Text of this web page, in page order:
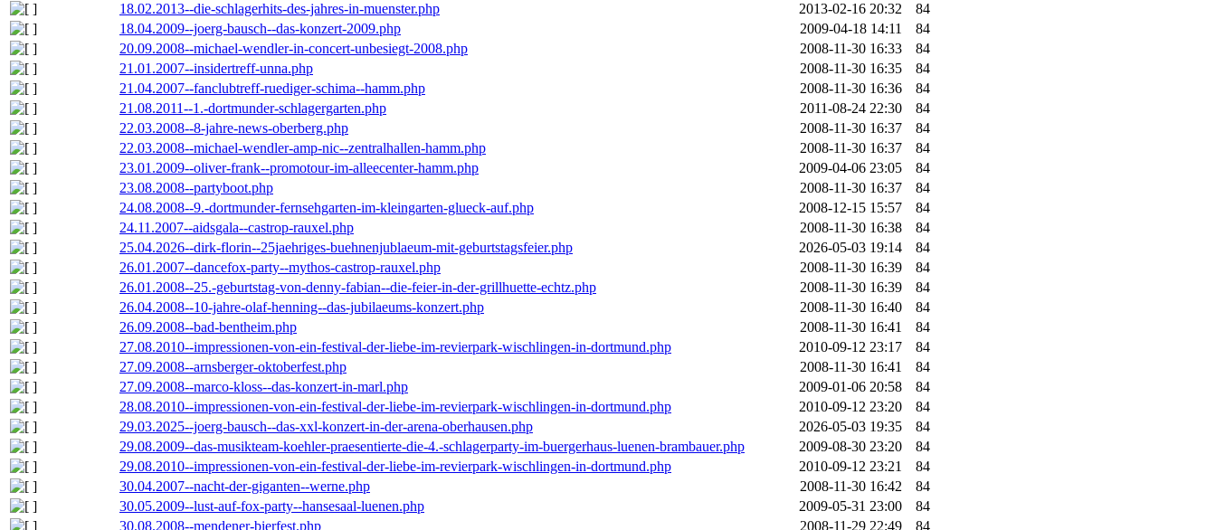
18.02.2013--die-schlagerhits-des-jahres-in-muenster.php
2013-02-16 20:32
84
18.04.2009--joerg-bausch--das-konzert-2009.php
2009-04-18 14:11
84
20.09.2008--michael-wendler-in-concert-unbesiegt-2008.php
2008-11-30 16:33
84
21.01.2007--insidertreff-unna.php
2008-11-30 16:35
84
21.04.2007--fanclubtreff-ruediger-schima--hamm.php
2008-11-30 16:36
84
21.08.2011--1.-dortmunder-schlagergarten.php
2011-08-24 22:30
84
22.03.2008--8-jahre-news-oberberg.php
2008-11-30 16:37
84
22.03.2008--michael-wendler-amp-nic--zentralhallen-hamm.php
2008-11-30 16:37
84
23.01.2009--oliver-frank--promotour-im-alleecenter-hamm.php
2009-04-06 23:05
84
23.08.2008--partyboot.php
2008-11-30 16:37
84
24.08.2008--9.-dortmunder-fernsehgarten-im-kleingarten-glueck-auf.php
2008-12-15 15:57
84
24.11.2007--aidsgala--castrop-rauxel.php
2008-11-30 16:38
84
25.04.2026--dirk-florin--25jaehriges-buehnenjublaeum-mit-geburtstagsfeier.php
2026-05-03 19:14
84
26.01.2007--dancefox-party--mythos-castrop-rauxel.php
2008-11-30 16:39
84
26.01.2008--25.-geburtstag-von-denny-fabian--die-feier-in-der-grillhuette-echtz.php
2008-11-30 16:39
84
26.04.2008--10-jahre-olaf-henning--das-jubilaeums-konzert.php
2008-11-30 16:40
84
26.09.2008--bad-bentheim.php
2008-11-30 16:41
84
27.08.2010--impressionen-von-ein-festival-der-liebe-im-revierpark-wischlingen-in-dortmund.php
2010-09-12 23:17
84
27.09.2008--arnsberger-oktoberfest.php
2008-11-30 16:41
84
27.09.2008--marco-kloss--das-konzert-in-marl.php
2009-01-06 20:58
84
28.08.2010--impressionen-von-ein-festival-der-liebe-im-revierpark-wischlingen-in-dortmund.php
2010-09-12 23:20
84
29.03.2025--joerg-bausch--das-xxl-konzert-in-der-arena-oberhausen.php
2026-05-03 19:35
84
29.08.2009--das-musikteam-koehler-praesentierte-die-4.-schlagerparty-im-buergerhaus-luenen-brambauer.php
2009-08-30 23:20
84
29.08.2010--impressionen-von-ein-festival-der-liebe-im-revierpark-wischlingen-in-dortmund.php
2010-09-12 23:21
84
30.04.2007--nacht-der-giganten--werne.php
2008-11-30 16:42
84
30.05.2009--lust-auf-fox-party--hansesaal-luenen.php
2009-05-31 23:00
84
30.08.2008--mendener-bierfest.php
2008-11-29 22:49
84